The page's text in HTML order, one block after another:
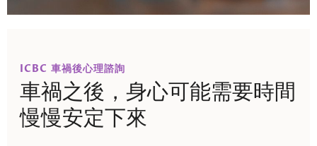
ICBC 車禍後心理諮詢
車禍之後，身心可能需要時間
慢慢安定下來